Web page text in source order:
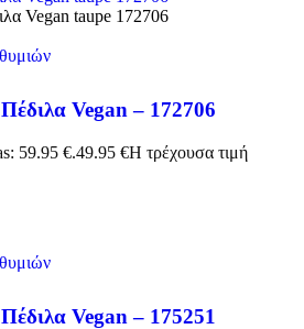
Vegan – 172706
59.95 €.49.95 €Η τρέχουσα τιμή
Vegan – 175251